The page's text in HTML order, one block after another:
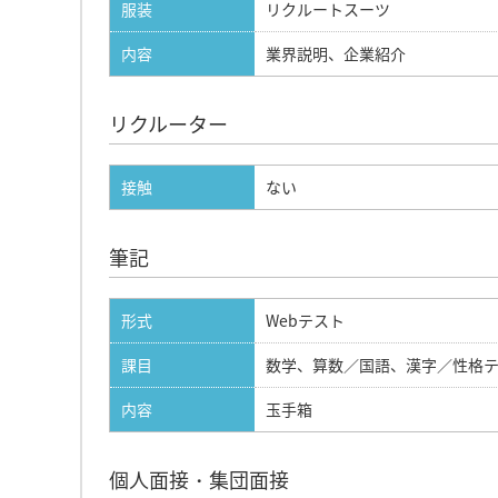
服装
リクルートスーツ
内容
業界説明、企業紹介
リクルーター
接触 ない
筆記
形式
Webテスト
課目
数学、算数／国語、漢字／性格
内容
玉手箱
個人面接・集団面接